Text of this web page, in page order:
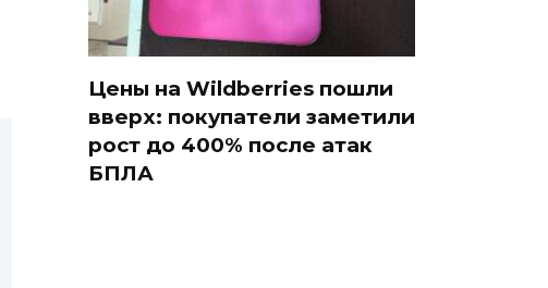
Цены на Wildberries пошли
вверх: покупатели заметили
рост до 400% после атак
БПЛА